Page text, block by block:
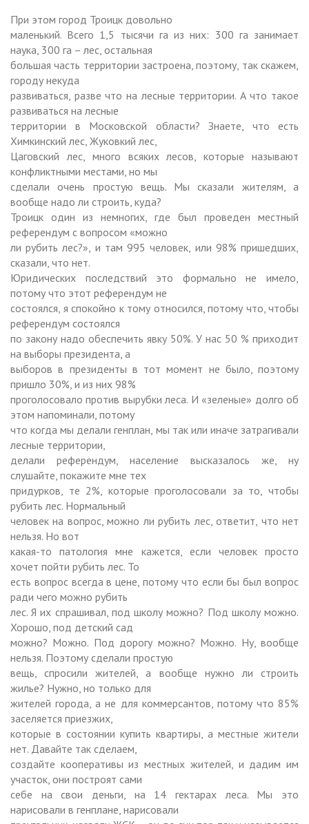
При этом город Троицк довольно
маленький. Всего 1,5 тысячи га из них: 300 га занимает
наука, 300 га – лес, остальная
большая часть территории застроена, поэтому, так скажем,
городу некуда
развиваться, разве что на лесные территории. А что такое
развиваться на лесные
территории в Московской области? Знаете, что есть
Химкинский лес, Жуковкий лес,
Цаговский лес, много всяких лесов, которые называют
конфликтными местами, но мы
сделали очень простую вещь. Мы сказали жителям, а
вообще надо ли строить, куда?
Троицк один из немногих, где был проведен местный
референдум с вопросом «можно
ли рубить лес?», и там 995 человек, или 98% пришедших,
сказали, что нет.
Юридических последствий это формально не имело,
потому что этот референдум не
состоялся, я спокойно к тому относился, потому что, чтобы
референдум состоялся
по закону надо обеспечить явку 50%. У нас 50 % приходит
на выборы президента, а
выборов в президенты в тот момент не было, поэтому
пришло 30%, и из них 98%
проголосовало против вырубки леса. И «зеленые» долго об
этом напоминали, потому
что когда мы делали генплан, мы так или иначе затрагивали
лесные территории,
делали референдум, население высказалось же, ну
слушайте, покажите мне тех
придурков, те 2%, которые проголосовали за то, чтобы
рубить лес. Нормальный
человек на вопрос, можно ли рубить лес, ответит, что нет
нельзя. Но вот
какая-то патология мне кажется, если человек просто
хочет пойти рубить лес. То
есть вопрос всегда в цене, потому что если бы был вопрос
ради чего можно рубить
лес. Я их спрашивал, под школу можно? Под школу можно.
Хорошо, под детский сад
можно? Можно. Под дорогу можно? Можно. Ну, вообще
нельзя. Поэтому сделали простую
вещь, спросили жителей, а вообще нужно ли строить
жилье? Нужно, но только для
жителей города, а не для коммерсантов, потому что 85%
заселяется приезжих,
которые в состоянии купить квартиры, а местные жители
нет. Давайте так сделаем,
создайте кооперативы из местных жителей, и дадим им
участок, они построят сами
себе на свои деньги, на 14 гектарах леса. Мы это
нарисовали в генплане, нарисовали